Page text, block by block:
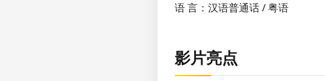
语 言：汉语普通话 / 粤语
影片亮点